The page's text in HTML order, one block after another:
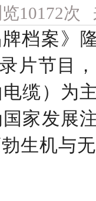
览10172次
档案》
片节目
缆）为
家发展
生机与